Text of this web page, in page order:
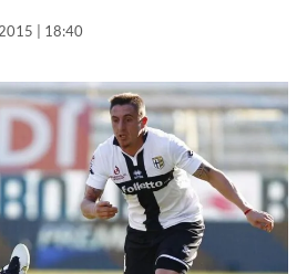
| 18:40